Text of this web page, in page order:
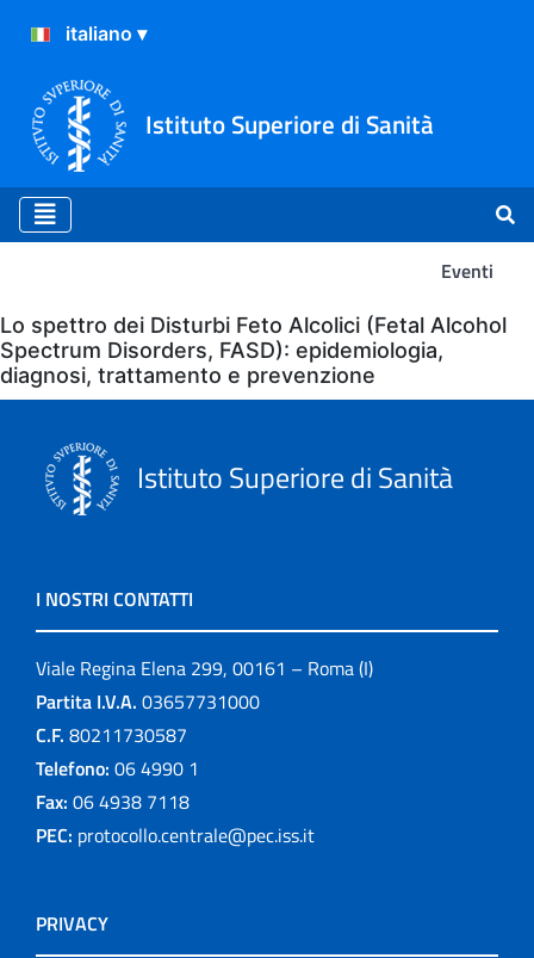
Istituto Superiore di Sanità
Eventi
Eventi
Lo spettro dei Disturbi Feto Alcolici (Fetal Alcohol
Spectrum Disorders, FASD): epidemiologia,
diagnosi, trattamento e prevenzione
Istituto Superiore di Sanità
I NOSTRI CONTATTI
Viale Regina Elena 299, 00161 – Roma (I)
Partita I.V.A. 03657731000
C.F. 80211730587
Telefono: 06 4990 1
Fax: 06 4938 7118
PEC: protocollo.centrale@pec.iss.it
PRIVACY